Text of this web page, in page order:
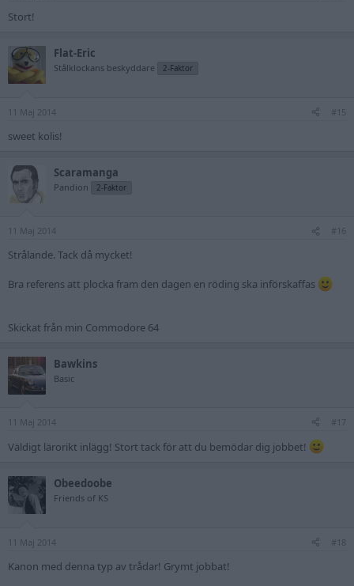
Stort!
Flat-Eric
Stålklockans beskyddare 2-Faktor
11 Maj 2014 #15
sweet kolis!
Scaramanga
Pandion 2-Faktor
11 Maj 2014 #16
Strålande. Tack då mycket!
Bra referens att plocka fram den dagen en röding ska införskaffas
Skickat från min Commodore 64
Bawkins
Basic
11 Maj 2014 #17
Väldigt lärorikt inlägg! Stort tack för att du bemödar dig jobbet!
Obeedoobe
Friends of KS
11 Maj 2014 #18
Kanon med denna typ av trådar! Grymt jobbat!